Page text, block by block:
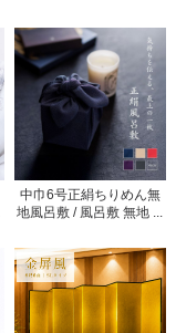
中巾6号正絹ちりめん無
地風呂敷 / 風呂敷 無地 ...